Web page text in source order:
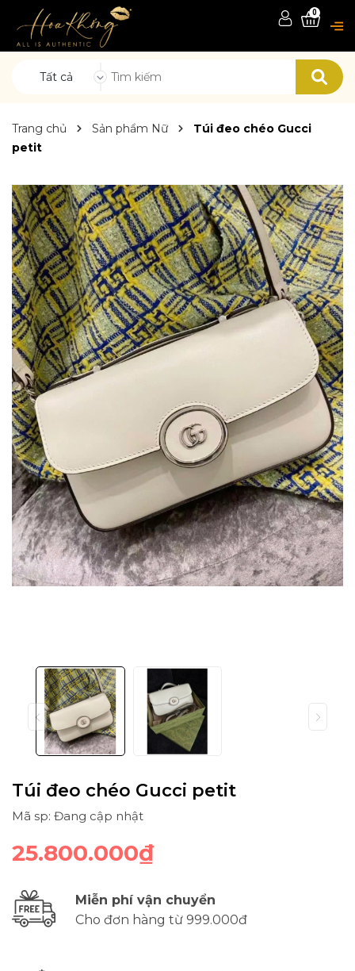
Tất cả
0
Trang chủ Sản phẩm Nữ
Túi đeo chéo Gucci
petit
Túi đeo chéo Gucci petit
Mã sp: Đang cập nhật
25.800.000₫
Miễn phí vận chuyển
Cho đơn hàng từ 999.000đ